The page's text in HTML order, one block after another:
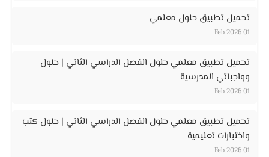
تحميل تطبيق حلول معلمي
01 Feb 2026
تحميل تطبيق معلمي حلول الفصل الدراسي الثاني | حلول
وواجباتي المدرسية
01 Feb 2026
تحميل تطبيق معلمي حلول الفصل الدراسي الثاني | حلول كتب
واختبارات تعليمية
01 Feb 2026